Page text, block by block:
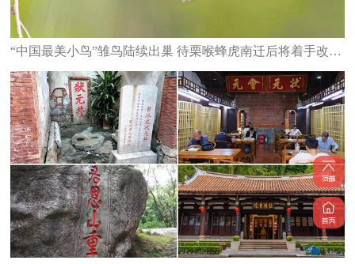
“中国最美小鸟”雏鸟陆续出巢 待栗喉蜂虎南迁后将着手改造栖息地